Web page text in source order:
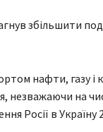
збільшити
нафти, газу
незважаючи на
Росії в Україну